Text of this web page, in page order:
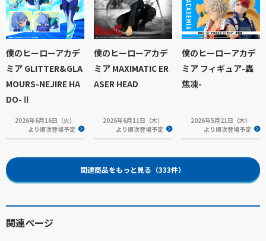
僕のヒーローアカデ
ミア GLITTER&GLA
MOURS-NEJIRE HA
DO-Ⅱ
2026年6月16日（火）
より順次登場予定
僕のヒーローアカデ
ミア MAXIMATIC ER
ASER HEAD
2026年6月11日（木）
より順次登場予定
僕のヒーローアカデ
ミア フィギュア-轟
焦凍-
2026年5月21日（木）
より順次登場予定
関連商品をもっと見る（333件）
関連ページ